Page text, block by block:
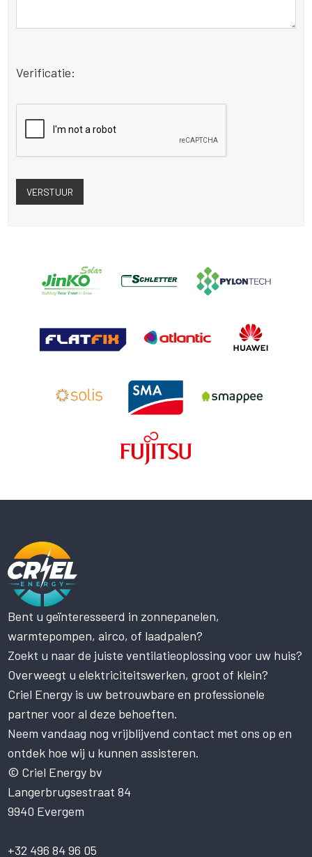
Verificatie:
Bent u geïnteresseerd in zonnepanelen,
warmtepompen, airco, of laadpalen?
Zoekt u naar de juiste ventilatieoplossing voor uw huis?
Overweegt u elektriciteitswerken, groot of klein?
Criel Energy is uw betrouwbare en professionele
partner voor al deze behoeften.
Neem vandaag nog vrijblijvend contact met ons op en
ontdek hoe wij u kunnen assisteren.
© Criel Energy bv
Langerbrugsestraat 84
9940 Evergem
+32 496 84 96 05
Deze website maakt gebruik
van cookies.
Deze website gebruikt cookies om uw
gebruikerservaring te verbeteren. Door
onze website te gebruiken, stemt u in met
alle cookies in overeenstemming met ons
Cookiebeleid.Lees verder
STRIKT NOODZAKELIJK
PRESTATIE
TARGETING
FUNCTIONEEL
NIET-GECLASSIFICEERD